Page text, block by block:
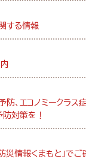
する情報
防、エコノミークラス
防対策を！
災情報くまもと」で